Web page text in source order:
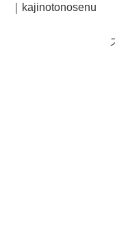
｜kajinotonosenu